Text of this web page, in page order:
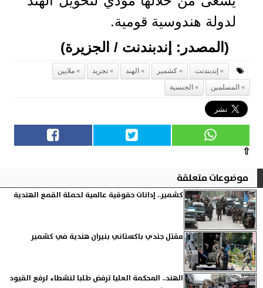
لدولة هندوسية قومية.
(المصدر: إندبندنت / الجزيرة)
إندبندنت كشمير الهند تجريد
ملايين
المسلمين
الجنسية
⇧
موضوعات متعلقة
كشمير.. إدانات حقوقية عالمية لحملة القمع الهندية
مقتل جندي باكستاني بنيران هندية في كشمير
الهند.. المحكمة العليا ترفض طلبا لنشطاء لرفع القيود